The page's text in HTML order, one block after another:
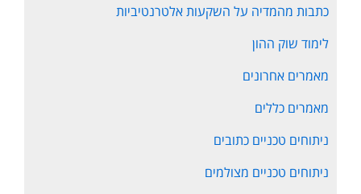
כתבות מהמדיה על השקעות אלטרנטיביות
לימוד שוק ההון
מאמרים אחרונים
מאמרים כללים
ניתוחים טכניים כתובים
ניתוחים טכניים מצולמים